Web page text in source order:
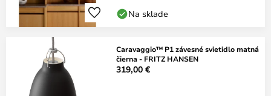
Na sklade
Caravaggio™ P1 závesné svietidlo matná
čierna - FRITZ HANSEN
319,00 €